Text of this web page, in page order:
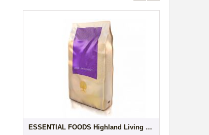
ESSENTIAL FOODS Highland Living Small Bre...